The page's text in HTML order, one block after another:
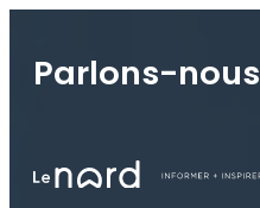
Parlons-nous